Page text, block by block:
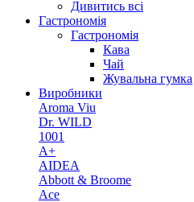
Дивитись всі
Гастрономія
Гастрономія
Кава
Чай
Жувальна гумка
Виробники
Aroma Viu
Dr. WILD
1001
A+
AIDEA
Abbott & Broome
Ace